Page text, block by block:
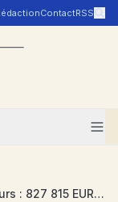
ContactRSS
Perte de gains futurs : 827 815 EUR confirmés en cassation